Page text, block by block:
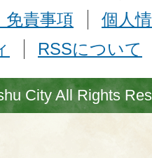
免責事項
個人
RSSについて
City All Rights